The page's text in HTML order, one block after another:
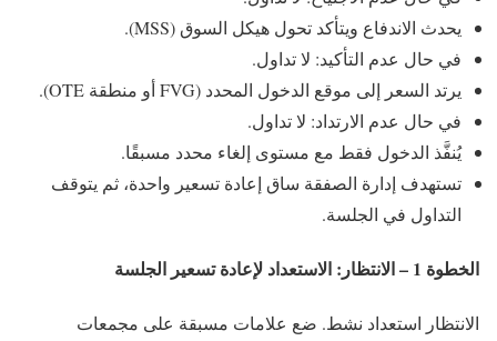
یحدث الاندفاع ويتأكد تحول هيكل السوق (MSS).
في حال عدم التأكيد: لا تداول.
يرتد السعر إلى موقع الدخول المحدد (FVG أو منطقة OTE).
في حال عدم الارتداد: لا تداول.
يُنفَّذ الدخول فقط مع مستوى إلغاء محدد مسبقًا.
تستهدف إدارة الصفقة ساق إعادة تسعير واحدة، ثم يتوقف
التداول في الجلسة.
الخطوة 1 – الانتظار: الاستعداد لإعادة تسعير الجلسة
الانتظار استعداد نشط. ضع علامات مسبقة على مجمعات